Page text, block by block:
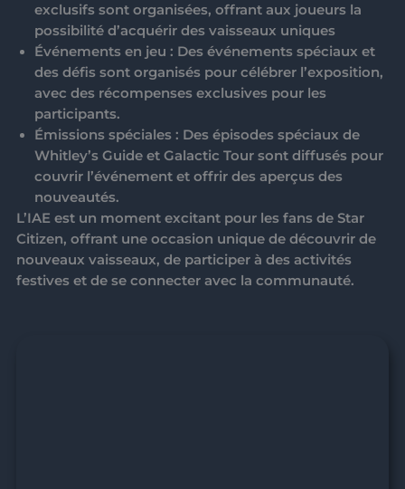
exclusifs sont organisées, offrant aux joueurs la
possibilité d’acquérir des vaisseaux uniques
Événements en jeu : Des événements spéciaux et
des défis sont organisés pour célébrer l’exposition,
avec des récompenses exclusives pour les
participants.
Émissions spéciales: Des épisodes spéciaux de
Whitley’s Guideet Galactic Toursont diffusés pour
couvrir l’événement et offrir des aperçus des
nouveautés.
L’IAEest un moment excitant pour les fans de Star
Citizen, offrant une occasion unique de découvrir de
nouveaux vaisseaux, de participer à des activités
festives et de se connecter avec la communauté.